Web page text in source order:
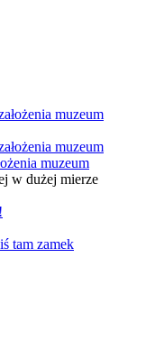
muzeum
w dużej mierze
tam zamek